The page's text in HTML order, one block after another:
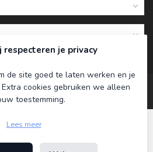
respecteren je privacy
de site goed te laten werken en je
cookies gebruiken we alleen
toestemming.
Lees meer